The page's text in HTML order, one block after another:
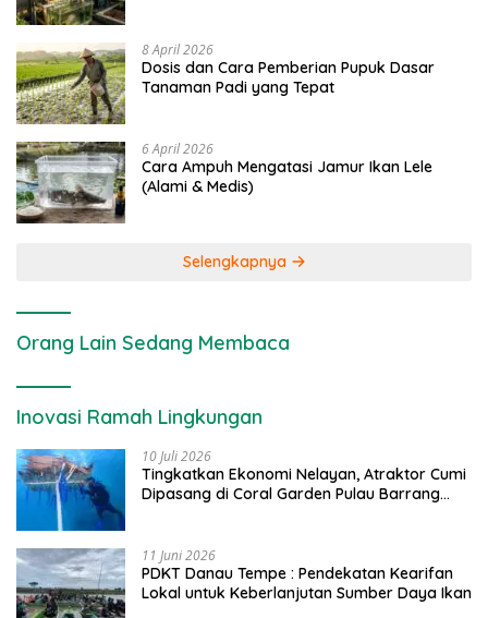
8 April 2026
Dosis dan Cara Pemberian Pupuk Dasar
Tanaman Padi yang Tepat
6 April 2026
Cara Ampuh Mengatasi Jamur Ikan Lele
(Alami & Medis)
Selengkapnya
Orang Lain Sedang Membaca
Inovasi Ramah Lingkungan
10 Juli 2026
Tingkatkan Ekonomi Nelayan, Atraktor Cumi
Dipasang di Coral Garden Pulau Barrang
11 Juni 2026
PDKT Danau Tempe : Pendekatan Kearifan
Lokal untuk Keberlanjutan Sumber Daya Ikan